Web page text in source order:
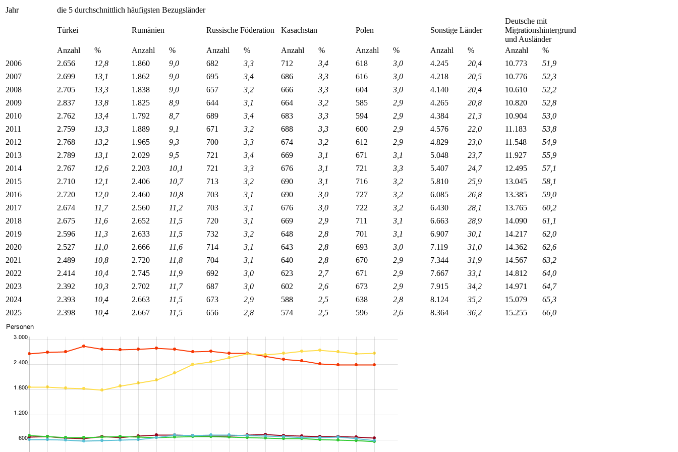
Jahr die 5 durchschnittlich häufigsten Bezugsländer
Türkei Rumänien Russische Föderation Kasachstan Polen Sonstige Länder
Deutsche mit
Migrationshintergrund
und Ausländer
Anzahl
% Anzahl % Anzahl % Anzahl % Anzahl % Anzahl % Anzahl
%
2006
2.656 12,8 1.860 9,0 682 3,3 712 3,4 618 3,0 4.245 20,4 10.773
51,9
2007
2.699 13,1 1.862 9,0 695 3,4 686 3,3 616 3,0 4.218 20,5 10.776
52,3
2008
2.705 13,3 1.838 9,0 657 3,2 666 3,3 604 3,0 4.140 20,4 10.610
52,2
2009
2.837 13,8 1.825 8,9 644 3,1 664 3,2 585 2,9 4.265 20,8 10.820
52,8
2010
2.762 13,4 1.792 8,7 689 3,4 683 3,3 594 2,9 4.384 21,3 10.904
53,0
2011
2.759 13,3 1.889 9,1 671 3,2 688 3,3 600 2,9 4.576 22,0 11.183
53,8
2012
2.768 13,2 1.965 9,3 700 3,3 674 3,2 612 2,9 4.829 23,0 11.548
54,9
2013
2.789 13,1 2.029 9,5 721 3,4 669 3,1 671 3,1 5.048 23,7 11.927
55,9
2014
2.767 12,6 2.203 10,1 721 3,3 676 3,1 721 3,3 5.407 24,7 12.495
57,1
2015
2.710 12,1 2.406 10,7 713 3,2 690 3,1 716 3,2 5.810 25,9 13.045
58,1
2016
2.720 12,0 2.460 10,8 703 3,1 690 3,0 727 3,2 6.085 26,8 13.385
59,0
2017
2.674 11,7 2.560 11,2 703 3,1 676 3,0 722 3,2 6.430 28,1 13.765
60,2
2018
2.675 11,6 2.652 11,5 720 3,1 669 2,9 711 3,1 6.663 28,9 14.090
61,1
2019
2.596 11,3 2.633 11,5 732 3,2 648 2,8 701 3,1 6.907 30,1 14.217
62,0
2020
2.527 11,0 2.666 11,6 714 3,1 643 2,8 693 3,0 7.119 31,0 14.362
62,6
2021
2.489 10,8 2.720 11,8 704 3,1 640 2,8 670 2,9 7.344 31,9 14.567
63,2
2022
2.414 10,4 2.745 11,9 692 3,0 623 2,7 671 2,9 7.667 33,1 14.812
64,0
2023
2.392 10,3 2.702 11,7 687 3,0 602 2,6 673 2,9 7.915 34,2 14.971
64,7
2024
2.393 10,4 2.663 11,5 673 2,9 588 2,5 638 2,8 8.124 35,2 15.079
65,3
2025
2.398 10,4 2.667 11,5 656 2,8 574 2,5 596 2,6 8.364 36,2 15.255 66,0